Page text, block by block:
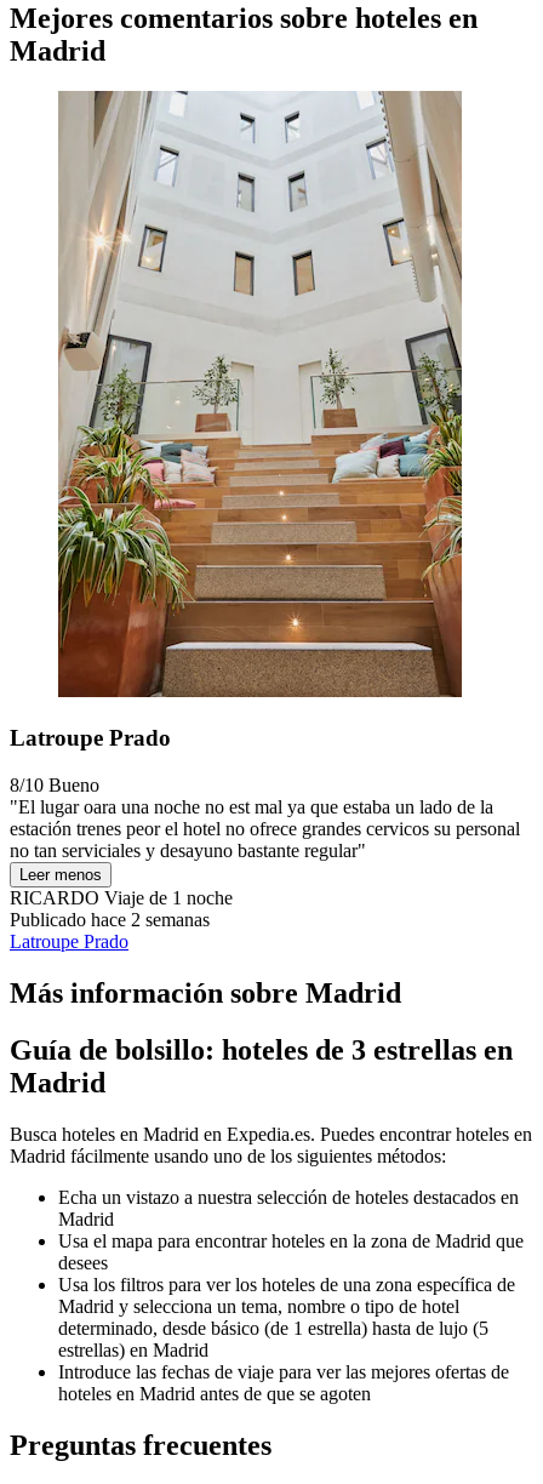
Mejores comentarios sobre hoteles en
Madrid
Latroupe Prado
8/10 Bueno
"El lugar oara una noche no est mal ya que estaba un lado de la
estación trenes peor el hotel no ofrece grandes cervicos su personal
no tan serviciales y desayuno bastante regular"
Leer menos
RICARDO Viaje de 1 noche
Publicado hace 2 semanas
Latroupe Prado
Más información sobre Madrid
Guía de bolsillo: hoteles de 3 estrellas en
Madrid
Busca hoteles en Madrid en Expedia.es. Puedes encontrar hoteles en
Madrid fácilmente usando uno de los siguientes métodos:
Echa un vistazo a nuestra selección de hoteles destacados en
Madrid
Usa el mapa para encontrar hoteles en la zona de Madrid que
desees
Usa los filtros para ver los hoteles de una zona específica de
Madrid y selecciona un tema, nombre o tipo de hotel
determinado, desde básico (de 1 estrella) hasta de lujo (5
estrellas) en Madrid
Introduce las fechas de viaje para ver las mejores ofertas de
hoteles en Madrid antes de que se agoten
Preguntas frecuentes